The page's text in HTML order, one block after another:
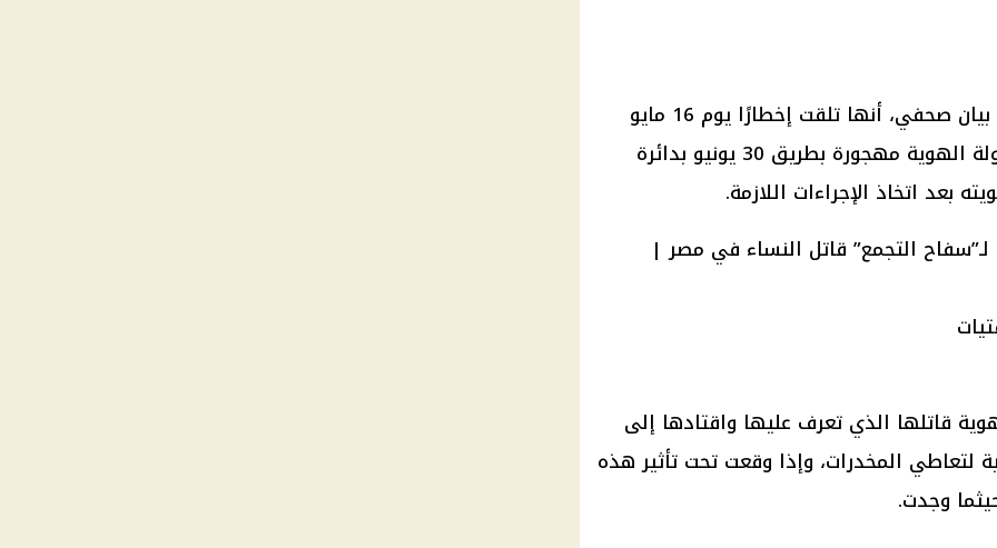
وأعلنت النيابة العامة المصرية، في بيان صحفي، أنها تلقت إخطارًا يوم 16 مايو
2024 بالعثور على جثة سيدة مجهولة الهوية مهجورة بطريق 30 يونيو بدائرة
بعد اتخاذ الإجراءات اللازمة.
قاتلها الذي تعرف عليها واقتادها إلى
المخدرات، وإذا وقعت تحت تأثير هذه
وجدت.